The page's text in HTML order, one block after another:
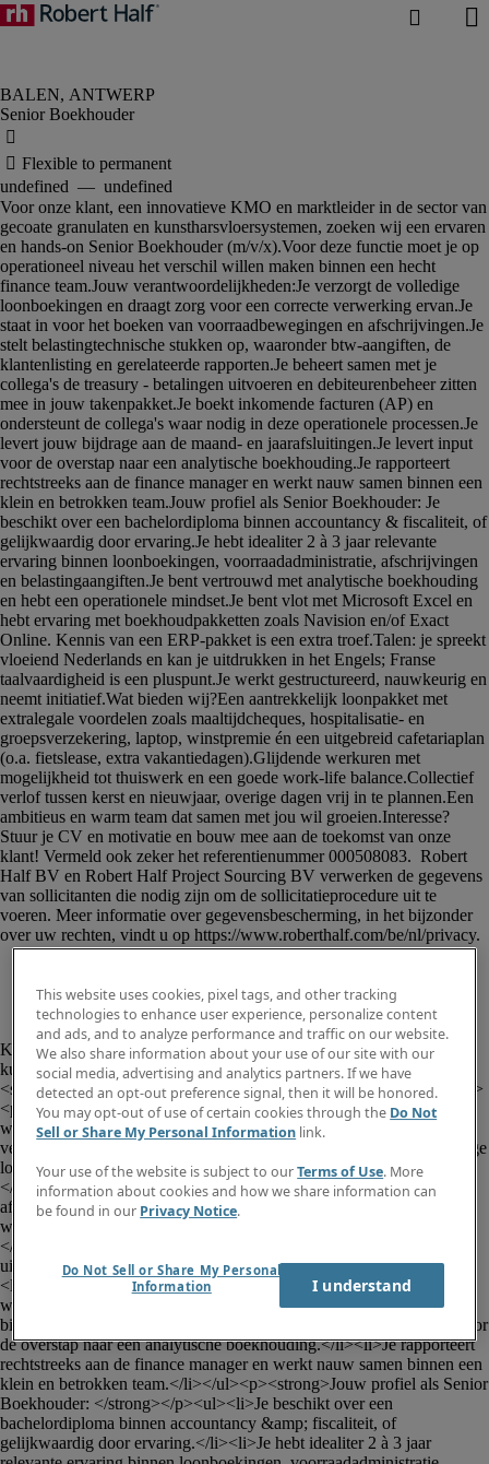
Senior Boekhouder
						<p>Voor onze klant, een innovatieve
KMO en marktleider in de sector van gecoate granulaten en
kunstharsvloersystemen, zoeken wij een ervaren en hands-on
<strong>Senior</strong> <strong>Boekhouder</strong> (m/v/x).</p>
<p>Voor deze functie moet je op operationeel niveau het verschil
willen maken binnen een hecht finance team.</p><p><strong>Jouw
verantwoordelijkheden:</strong></p><ul><li>Je verzorgt de volledige
loonboekingen en draagt zorg voor een correcte verwerking ervan.
</li><li>Je staat in voor het boeken van voorraadbewegingen en
afschrijvingen.</li><li>Je stelt belastingtechnische stukken op,
waaronder btw-aangiften, de klantenlisting en gerelateerde rapporten.
</li><li>Je beheert samen met je collega's de treasury - betalingen
uitvoeren en debiteurenbeheer zitten mee in jouw takenpakket.</li>
<li>Je boekt inkomende facturen (AP) en ondersteunt de collega's
waar nodig in deze operationele processen.</li><li>Je levert jouw
bijdrage aan de maand- en jaarafsluitingen.</li><li>Je levert input voor
de overstap naar een analytische boekhouding.</li><li>Je rapporteert
rechtstreeks aan de finance manager en werkt nauw samen binnen een
klein en betrokken team.</li></ul><p><strong>Jouw profiel als Senior
Boekhouder: </strong></p><ul><li>Je beschikt over een
bachelordiploma binnen accountancy &amp; fiscaliteit, of
gelijkwaardig door ervaring.</li><li>Je hebt idealiter 2 à 3 jaar
This website uses cookies, pixel tags, and other tracking
technologies to enhance user experience, personalize content
and ads, and to analyze performance and traffic on our website.
We also share information about your use of our site with our
social media, advertising and analytics partners. If we have
detected an opt-out preference signal, then it will be honored.
You may opt-out of use of certain cookies through the Do Not
Sell or Share My Personal Information link.
Your use of the website is subject to ourTerms of Use. More
information about cookies and how we share information can
be found in our Privacy Notice.
Do Not Sell or Share My Personal
Information
I understand